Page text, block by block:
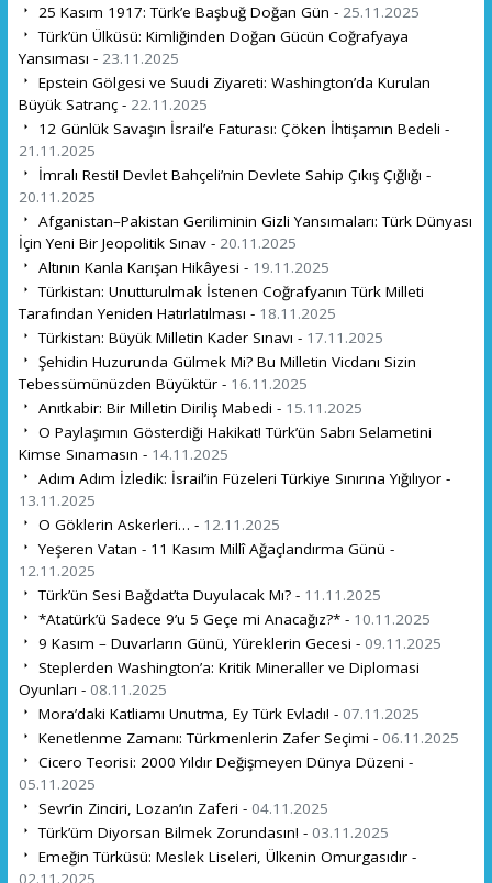
25 Kasım 1917: Türk’e Başbuğ Doğan Gün - 25.11.2025
Türk’ün Ülküsü: Kimliğinden Doğan Gücün Coğrafyaya
Yansıması - 23.11.2025
Epstein Gölgesi ve Suudi Ziyareti: Washington’da Kurulan
Büyük Satranç - 22.11.2025
12 Günlük Savaşın İsrail’e Faturası: Çöken İhtişamın Bedeli -
21.11.2025
İmralı Resti! Devlet Bahçeli’nin Devlete Sahip Çıkış Çığlığı -
20.11.2025
Afganistan–Pakistan Geriliminin Gizli Yansımaları: Türk Dünyası
İçin Yeni Bir Jeopolitik Sınav - 20.11.2025
Altının Kanla Karışan Hikâyesi - 19.11.2025
Türkistan: Unutturulmak İstenen Coğrafyanın Türk Milleti
Tarafından Yeniden Hatırlatılması - 18.11.2025
Türkistan: Büyük Milletin Kader Sınavı - 17.11.2025
Şehidin Huzurunda Gülmek Mi? Bu Milletin Vicdanı Sizin
Tebessümünüzden Büyüktür - 16.11.2025
Anıtkabir: Bir Milletin Diriliş Mabedi - 15.11.2025
O Paylaşımın Gösterdiği Hakikat! Türk’ün Sabrı Selametini
Kimse Sınamasın - 14.11.2025
Adım Adım İzledik: İsrail’in Füzeleri Türkiye Sınırına Yığılıyor -
13.11.2025
O Göklerin Askerleri… - 12.11.2025
Yeşeren Vatan - 11 Kasım Millî Ağaçlandırma Günü -
12.11.2025
Türk’ün Sesi Bağdat’ta Duyulacak Mı? - 11.11.2025
*Atatürk’ü Sadece 9’u 5 Geçe mi Anacağız?* - 10.11.2025
9 Kasım – Duvarların Günü, Yüreklerin Gecesi - 09.11.2025
Steplerden Washington’a: Kritik Mineraller ve Diplomasi
Oyunları - 08.11.2025
Mora’daki Katliamı Unutma, Ey Türk Evladı! - 07.11.2025
Kenetlenme Zamanı: Türkmenlerin Zafer Seçimi - 06.11.2025
Cicero Teorisi: 2000 Yıldır Değişmeyen Dünya Düzeni -
05.11.2025
Sevr’in Zinciri, Lozan’ın Zaferi - 04.11.2025
Türk’üm Diyorsan Bilmek Zorundasın! - 03.11.2025
Emeğin Türküsü: Meslek Liseleri, Ülkenin Omurgasıdır -
02.11.2025